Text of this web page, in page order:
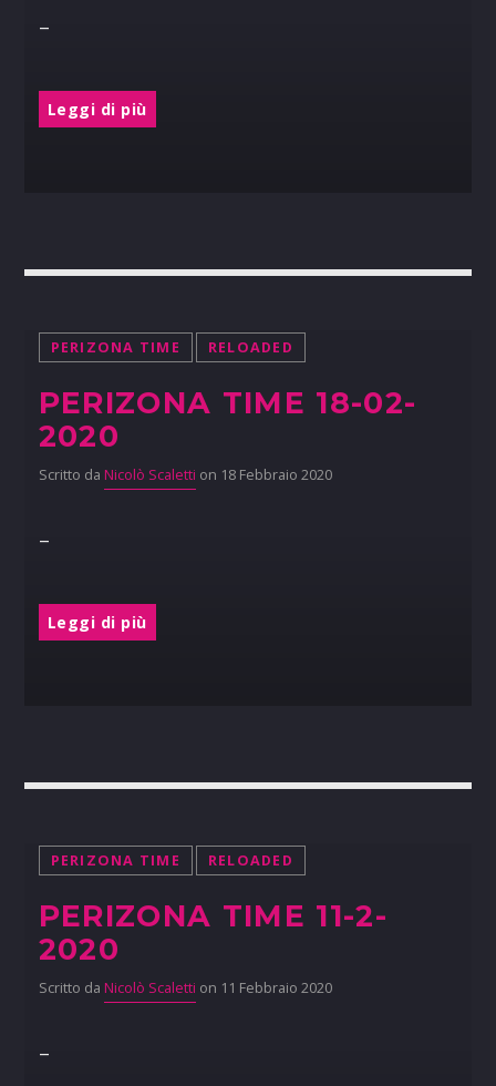
–
Leggi di più
PERIZONA TIME RELOADED
PERIZONA TIME 18-02-
2020
Scritto da Nicolò Scaletti on 18 Febbraio 2020
–
Leggi di più
PERIZONA TIME RELOADED
PERIZONA TIME 11-2-
2020
Scritto da Nicolò Scaletti on 11 Febbraio 2020
–